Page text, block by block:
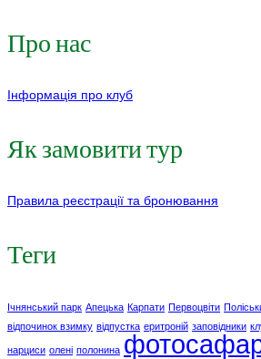
Про нас
Інформація про клуб
Як замовити тур
Правила реєстрації та бронювання
Теги
Ічнянський парк Апецька Карпати Первоцвіти
відпочинок взимку відпустка еритроній заповідники
нарциси олені полонина